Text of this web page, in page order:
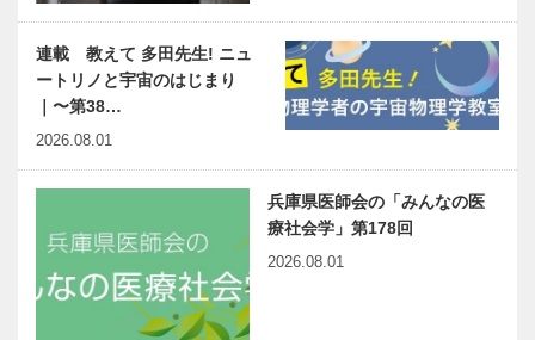
連載 教えて 多田先生! ニュ
ートリノと宇宙のはじまり
｜〜第38…
2026.08.01
兵庫県医師会の「みんなの医
療社会学」第178回
2026.08.01